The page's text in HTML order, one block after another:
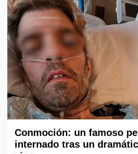
Conmoción: un famoso
internado tras un